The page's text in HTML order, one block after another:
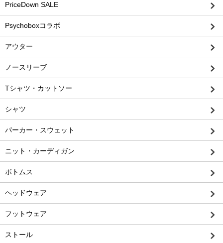
PriceDown SALE
Psychoboxコラボ
アウター
ノースリーブ
Tシャツ・カットソー
シャツ
パーカー・スウェット
ニット・カーディガン
ボトムス
ヘッドウェア
フットウェア
ストール